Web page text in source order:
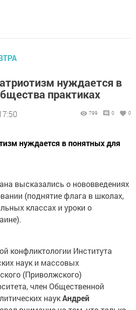
нуждается в
практиках
799 0 0
нуждается в понятных для
высказались о нововведениях
(поднятие флага в школах,
классах и уроки о
конфликтологии Института
наук и массовых
(Приволжского)
член Общественной
наукАндрей